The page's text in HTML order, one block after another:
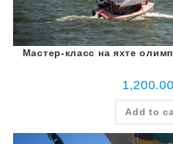
Мастер-класс на яхте
Add to